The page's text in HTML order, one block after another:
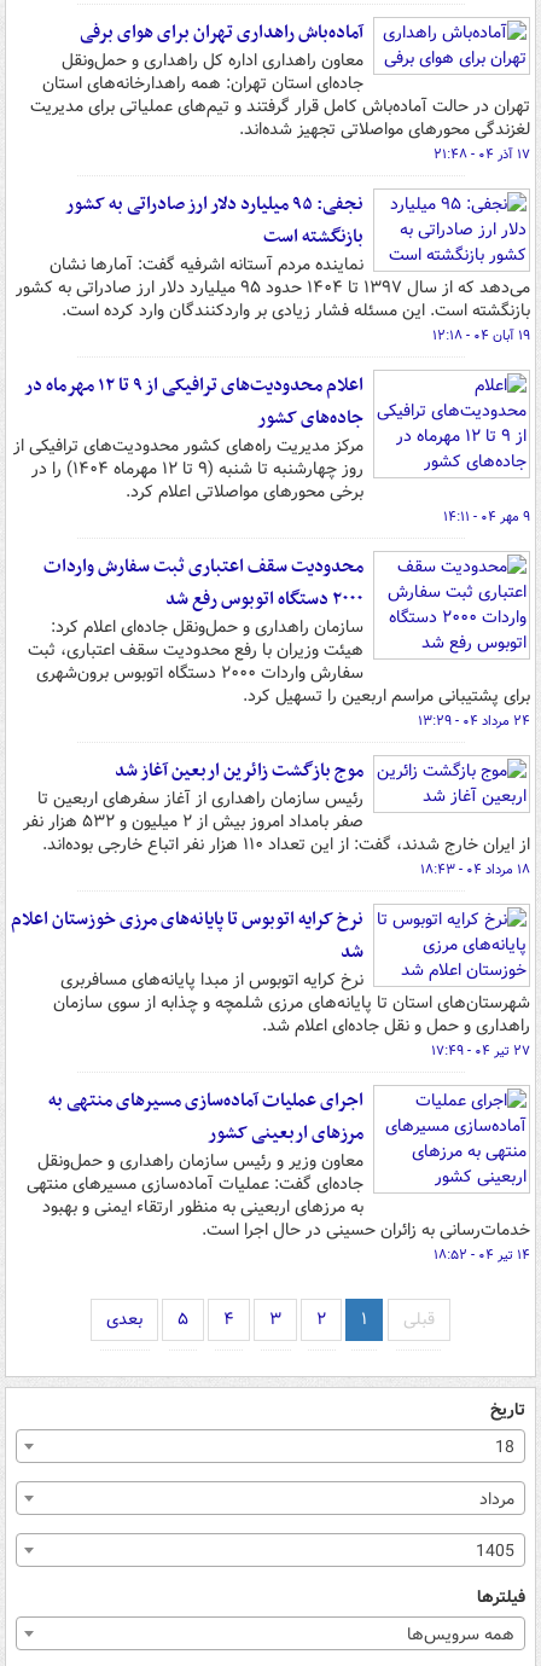
آماده‌باش راهداری تهران برای هوای برفی
معاون راهداری اداره کل راهداری و حمل‌ونقل
جاده‌ای استان تهران: همه راهدارخانه‌های استان
تهران در حالت آماده‌باش کامل قرار گرفتند و تیم‌های عملیاتی برای مدیریت
لغزندگی محورهای مواصلاتی تجهیز شده‌اند.
۱۷ آذر ۰۴ - ۲۱:۴۸
نجفی: ۹۵ میلیارد دلار ارز صادراتی به کشور
بازنگشته است
نماینده مردم آستانه اشرفیه گفت: آمارها نشان
می‌دهد که از سال ۱۳۹۷ تا ۱۴۰۴ حدود ۹۵ میلیارد دلار ارز صادراتی به کشور
بازنگشته است. این مسئله فشار زیادی بر واردکنندگان وارد کرده است.
۱۹ آبان ۰۴ - ۱۲:۱۸
اعلام محدودیت‌های ترافیکی از ۹ تا ۱۲ مهرماه در
جاده‌های کشور
مرکز مدیریت راه‌های کشور محدودیت‌های ترافیکی از
روز چهارشنبه تا شنبه (۹ تا ۱۲ مهرماه ۱۴۰۴) را در
برخی محورهای مواصلاتی اعلام کرد.
۹ مهر ۰۴ - ۱۴:۱۱
محدودیت سقف اعتباری ثبت سفارش واردات
۲۰۰۰ دستگاه اتوبوس رفع شد
سازمان راهداری و حمل‌ونقل جاده‌ای اعلام کرد:
هیئت وزیران با رفع محدودیت سقف اعتباری، ثبت
سفارش واردات ۲۰۰۰ دستگاه اتوبوس برون‌شهری
برای پشتیبانی مراسم اربعین را تسهیل کرد.
۲۴ مرداد ۰۴ - ۱۳:۲۹
موج بازگشت زائرین اربعین آغاز شد
رئیس سازمان راهداری از آغاز سفرهای اربعین تا
صفر بامداد امروز بیش از ۲ میلیون و ۵۳۲ هزار نفر
از ایران خارج شدند، گفت: از این تعداد ۱۱۰ هزار نفر اتباع خارجی بوده‌اند.
۱۸ مرداد ۰۴ - ۱۸:۴۳
نرخ کرایه اتوبوس تا پایانه‌های مرزی خوزستان اعلام
شد
نرخ کرایه اتوبوس از مبدا پایانه‌های مسافربری
شهرستان‌های استان تا پایانه‌های مرزی شلمچه و چذابه از سوی سازمان
راهداری و حمل و نقل جاده‌ای اعلام شد.
۲۷ تیر ۰۴ - ۱۷:۴۹
اجرای عملیات آماده‌سازی مسیرهای منتهی به
مرزهای اربعینی کشور
معاون وزیر و رئیس سازمان راهداری و حمل‌ونقل
جاده‌ای گفت: عملیات آماده‌سازی مسیرهای منتهی
به مرزهای اربعینی به منظور ارتقاء ایمنی و بهبود
خدمات‌رسانی به زائران حسینی در حال اجرا است.
۱۴ تیر ۰۴ - ۱۸:۵۲
قبلی ۱ ۲ ۳ ۴ ۵ بعدی
تاریخ
18
مرداد
1405
فیلترها
همه سرویس‌ها